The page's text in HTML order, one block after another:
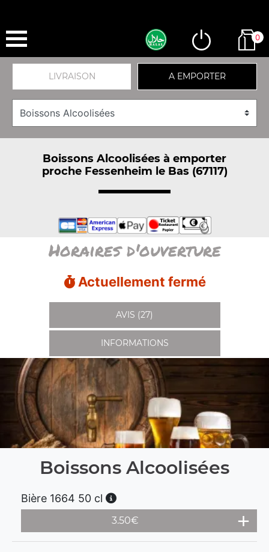
0
LIVRAISON A EMPORTER
Boissons Alcoolisées à emporter
proche Fessenheim le Bas (67117)
Horaires d'ouverture
Actuellement fermé
AVIS (27)
INFORMATIONS
Boissons Alcoolisées
Bière 1664 50 cl
3.50€